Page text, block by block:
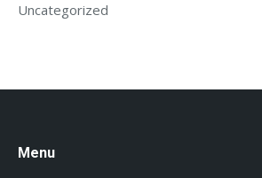
Uncategorized
Menu